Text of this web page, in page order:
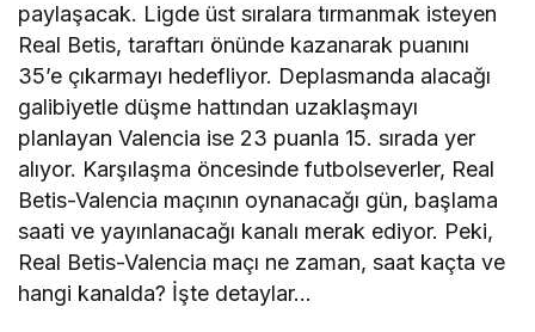
paylaşacak. Ligde üst sıralara tırmanmak isteyen
Real Betis, taraftarı önünde kazanarak puanını
35’e çıkarmayı hedefliyor. Deplasmanda alacağı
galibiyetle düşme hattından uzaklaşmayı
planlayan Valencia ise 23 puanla 15. sırada yer
alıyor. Karşılaşma öncesinde futbolseverler, Real
Betis-Valencia maçının oynanacağı gün, başlama
saati ve yayınlanacağı kanalı merak ediyor. Peki,
Real Betis-Valencia maçı ne zaman, saat kaçta ve
hangi kanalda? İşte detaylar…